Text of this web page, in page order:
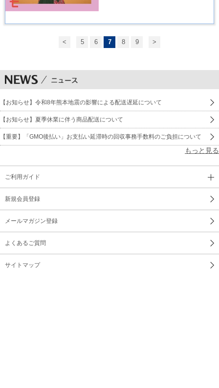
< 5 6 7 8 9 >
【お知らせ】令和8年熊本地震の影響による配送遅延について
【お知らせ】夏季休業に伴う商品配送について
【重要】「GMO後払い」お支払い延滞時の回収事務手数料のご負担について
もっと見る
ご利用ガイド
新規会員登録
メールマガジン登録
よくあるご質問
サイトマップ